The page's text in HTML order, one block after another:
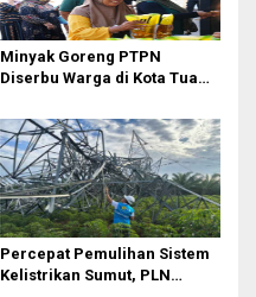
Minyak Goreng PTPN
Diserbu Warga di Kota Tua
Percepat Pemulihan Sistem
Kelistrikan Sumut, PLN